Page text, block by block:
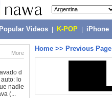
Popular Videos K-POP iPhone
More
d
auto: lo
nadie
(...
Home >> Previous Page